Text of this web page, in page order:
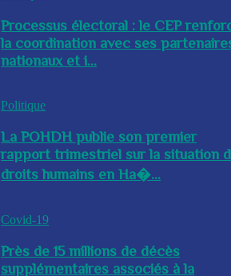
Processus électoral : le CEP
la coordination avec ses
nationaux et i...
Politique
La POHDH publie son premier
rapport trimestriel sur la situation
droits humains en Ha�...
Covid-19
Près de 15 millions de décès
supplémentaires associés à la